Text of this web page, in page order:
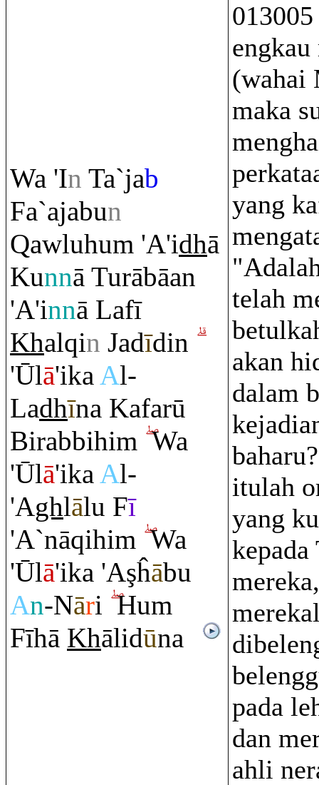
Wa 'In Ta`jab
Fa`ajabun
Qawluhum 'A'idhā
Kunnā Turābāan
'A'innā Lafī
Khalqin Jadīdin
'Ūlā'ikaAl-
Ladhīna Kafarū
Birabbihim Wa
'Ūlā'ikaAl-
'Aghlālu Fī
'A`nāqihim Wa
'Ūlā'ika 'Aşĥābu
An-Nāri Hum
Fīhā Khālidūna
engkau
(wahai
maka
yang
telah
akan
dalam
itulah
yang
kepada
pada
dan
ahli